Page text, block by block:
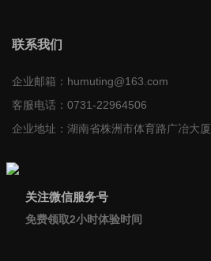
联系我们
企业邮箱： humuting@163.com
客服电话： 0731-22964506
企业地址： 湖南省株洲市体育路广冶大厦
关注微信服务号
免费领取2小时体验时间